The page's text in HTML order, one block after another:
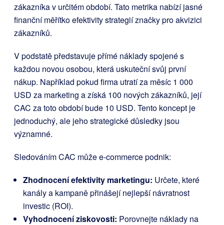
zákazníka v určitém období. Tato metrika nabízí jasné
finanční měřítko efektivity strategií značky pro akvizici
zákazníků.
V podstatě představuje přímé náklady spojené s
každou novou osobou, která uskuteční svůj první
nákup. Například pokud firma utratí za měsíc 1 000
USD za marketing a získá 100 nových zákazníků, její
CAC za toto období bude 10 USD. Tento koncept je
jednoduchý, ale jeho strategické důsledky jsou
významné.
Sledováním CAC může e-commerce podnik:
Zhodnocení efektivity marketingu: Určete, které
kanály a kampaně přinášejí nejlepší návratnost
investic (ROI).
Vyhodnocení ziskovosti: Porovnejte náklady na